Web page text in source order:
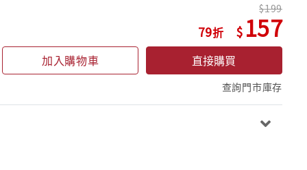
79
199
157
加入購物車 直接購買
查詢門市庫存